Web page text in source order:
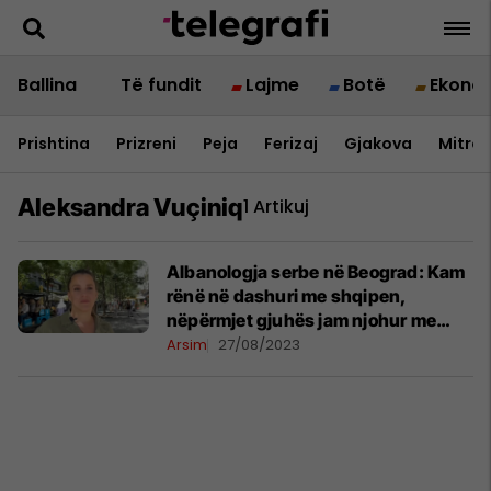
Ballina Të fundit Lajme Botë
Prishtina Prizreni Peja Ferizaj Gjakova
Aleksandra Vuçiniq1 Artikuj
Albanologja serbe në Beograd: Kam
rënë në dashuri me shqipen,
nëpërmjet gjuhës jam njohur me
shumë njerëz të mirë
Arsim 27/08/2023